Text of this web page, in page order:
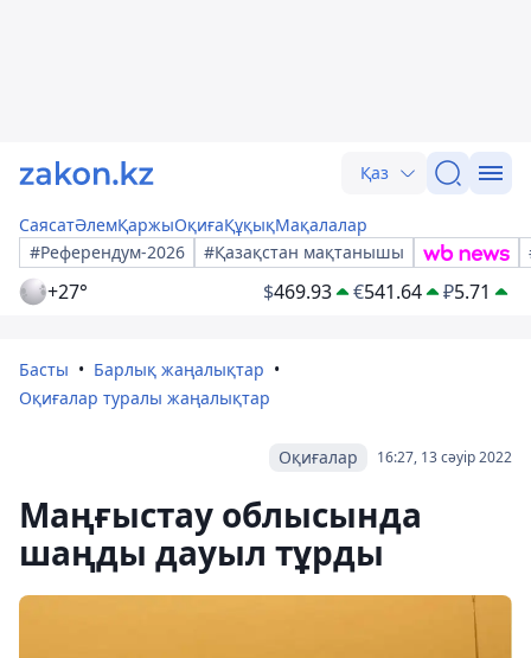
Қаз
СаясатӘлемҚаржыОқиғаҚұқықМақалалар
#Референдум-2026
#Қазақстан мақтанышы
+27° $469.93 €541.64 ₽5.71
Басты
Барлық жаңалықтар
Оқиғалар туралы жаңалықтар
16:27, 13 сәуір 2022
Оқиғалар
Маңғыстау облысында
шаңды дауыл тұрды